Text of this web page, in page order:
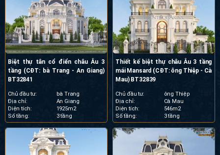
Biệt thự tân cổ điển châu Âu 3
tầng (CĐT: bà Trang - An Giang)
BT32841
Chủ đầu tư:
bà Trang
Địa chỉ:
An Giang
Diện tích:
1925m2
Số tầng:
3 tầng
Thiết kế biệt thự châu Âu 3 tầng
mái Mansard (CĐT: ông Thiệp - Cà
Mau) BT32839
Chủ đầu tư:
ông Thiệp
Địa chỉ:
Cà Mau
Diện tích:
546m2
Số tầng:
3 tầng